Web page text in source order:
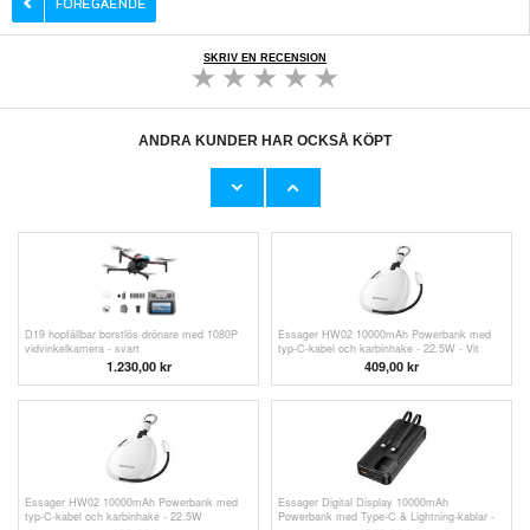
SKRIV EN RECENSION
ANDRA KUNDER HAR OCKSÅ KÖPT
Tranyoo T-L7 70000mAh Powerbank - 65W
G01 Vattentät spårare för husdjur i realtid -
D19 hopfällbar borstlös drönare med 1080P
vidvinkelkamera - svart
1.230,00 kr
Essager HW02 10000mAh Powerbank med
typ-C-kabel och karbinhake - 22.5W - Vit
409,00 kr
Essager HW02 10000mAh Powerbank med
typ-C-kabel och karbinhake - 22.5W
Essager Digital Display 10000mAh
Powerbank med Type-C & Lightning-kablar -